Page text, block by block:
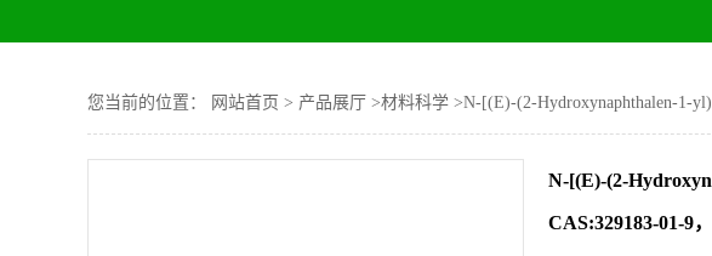
您当前的位置： 网站首页 > 产品展厅 >材料科学 >N-[(E)-(2-Hydroxynaphthalen-1-
N-[(E)-(2-
CAS:329183-01-9